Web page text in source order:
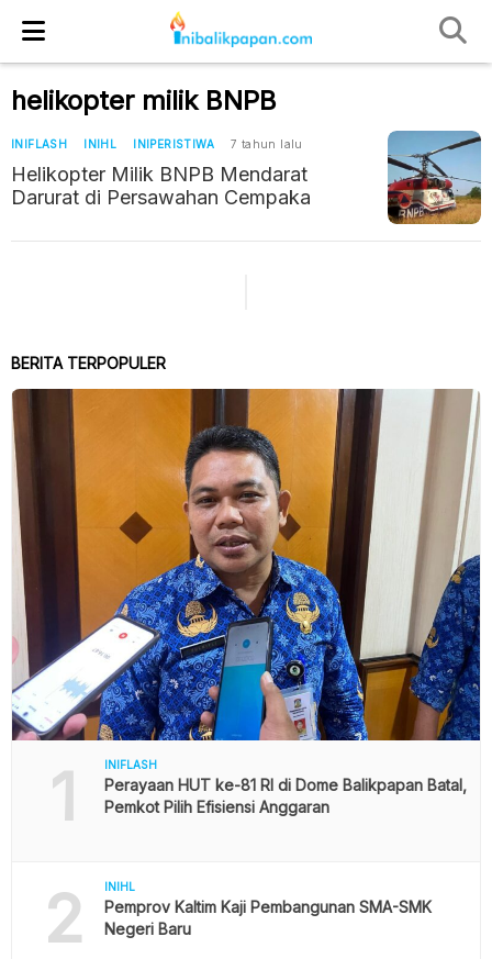
helikopter milik BNPB
INIFLASH INIHL INIPERISTIWA 7 tahun lalu
Helikopter Milik BNPB Mendarat
Darurat di Persawahan Cempaka
BERITA TERPOPULER
1 INIFLASH
Perayaan HUT ke-81 RI di Dome Balikpapan Batal,
Pemkot Pilih Efisiensi Anggaran
2 INIHL
Pemprov Kaltim Kaji Pembangunan SMA-SMK
Negeri Baru